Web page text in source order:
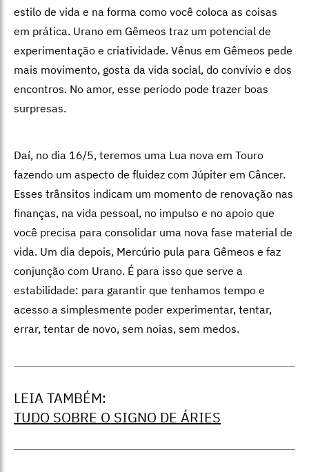
estilo de vida e na forma como você coloca as coisas
em prática. Urano em Gêmeos traz um potencial de
experimentação e criatividade. Vênus em Gêmeos pede
mais movimento, gosta da vida social, do convívio e dos
encontros. No amor, esse período pode trazer boas
surpresas.
Daí, no dia 16/5, teremos uma Lua nova em Touro
fazendo um aspecto de fluidez com Júpiter em Câncer.
Esses trânsitos indicam um momento de renovação nas
finanças, na vida pessoal, no impulso e no apoio que
você precisa para consolidar uma nova fase material de
vida. Um dia depois, Mercúrio pula para Gêmeos e faz
conjunção com Urano. É para isso que serve a
estabilidade: para garantir que tenhamos tempo e
acesso a simplesmente poder experimentar, tentar,
errar, tentar de novo, sem noias, sem medos.
LEIA TAMBÉM:
TUDO SOBRE O SIGNO DE ÁRIES